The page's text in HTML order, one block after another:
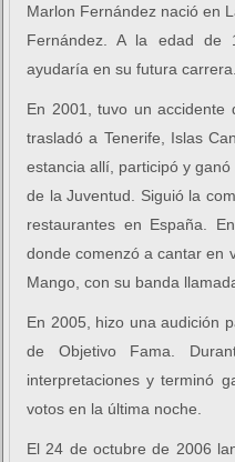
Marlon Fernández nació en
Fernández. A la edad de
ayudaría en su futura carrera.
En 2001, tuvo un accidente
trasladó a Tenerife, Islas
estancia allí, participó y
de la Juventud. Siguió la
restaurantes en España.
donde comenzó a cantar en
Mango, con su banda
En 2005, hizo una audición
de Objetivo Fama.
interpretaciones y terminó
votos en la última noche.
El 24 de octubre de 2006